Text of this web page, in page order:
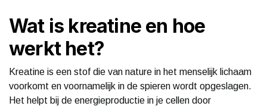
Wat is kreatine en hoe
werkt het?
Kreatine is een stof die van nature in het menselijk lichaam
voorkomt en voornamelijk in de spieren wordt opgeslagen.
Het helpt bij de energieproductie in je cellen door